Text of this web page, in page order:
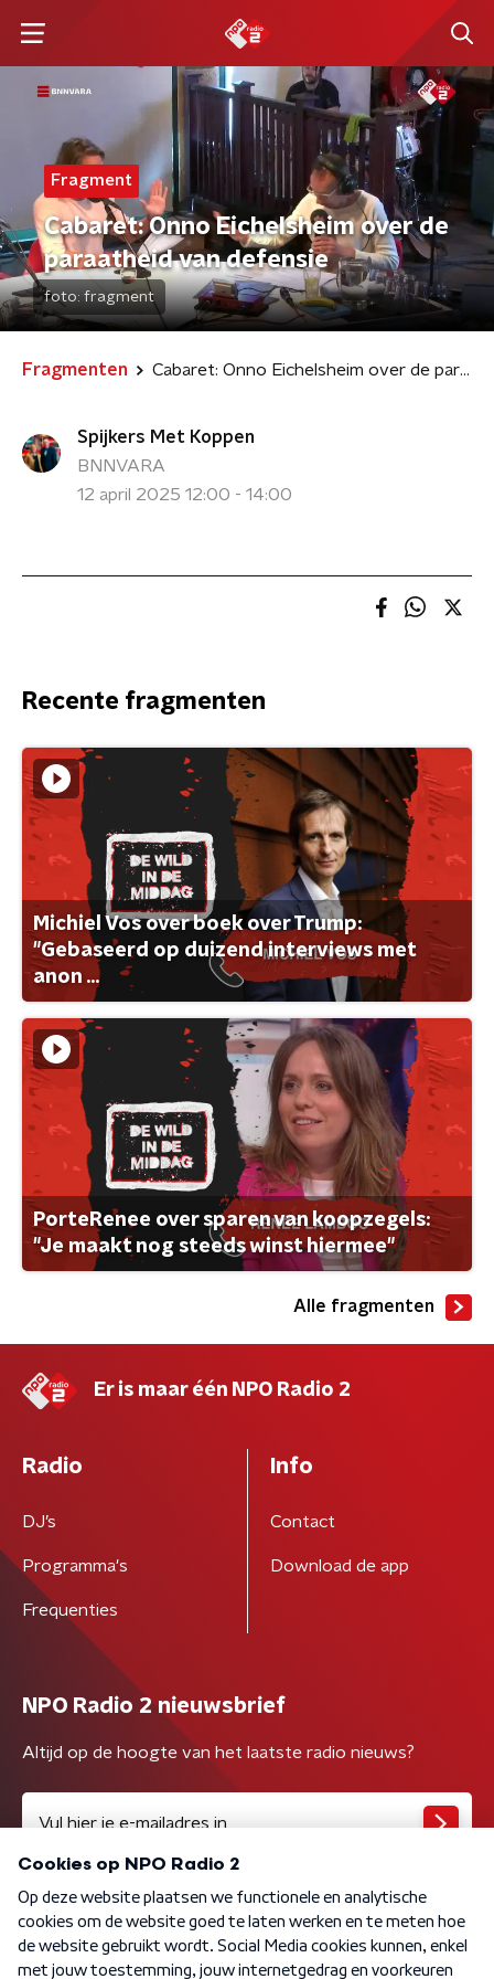
Fragment
Cabaret: Onno Eichelsheim over de
paraatheid van defensie
foto: fragment
Fragmenten Cabaret: Onno Eichelsheim over de paraatheid van defensie
Spijkers Met Koppen
BNNVARA
12 april 2025 12:00 - 14:00
Recente fragmenten
Michiel Vos over boek over Trump:
"Gebaseerd op duizend interviews met
anon ...
PorteRenee over sparen van koopzegels:
"Je maakt nog steeds winst hiermee"
Alle fragmenten
Er is maar één NPO Radio 2
Radio
DJ’s
Programma's
Frequenties
Info
Contact
Download de app
NPO Radio 2 nieuwsbrief
Altijd op de hoogte van het laatste radio nieuws?
Algemene voorwaarden